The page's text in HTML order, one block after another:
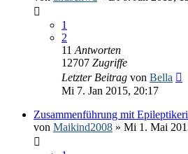
1
2
11 Antworten
12707 Zugriffe
Letzter Beitrag von Bella
Mi 7. Jan 2015, 20:17
Zusammenführung mit
von Maikind2008 » Mi 1. Mai